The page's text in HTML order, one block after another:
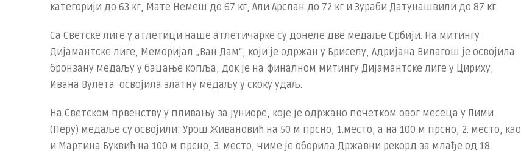
категорији до 63 кг, Мате Немеш до 67 кг, Али Арслан до 72 кг и Зураби Датунашвили до 87 кг.
Са Светске лиге у атлетици наше атлетичарке су донеле две медаље Србији. На митингу
Дијамантске лиге, Меморијал „Ван Дам“, који је одржан у Бриселу, Адријана Вилагош је освојила
бронзану медаљу у бацање копља, док је на финалном митингу Дијамантске лиге у Цириху,
Ивана Вулета освојила златну медаљу у скоку удаљ.
На Светском првенству у пливању за јуниоре, које је одржано почетком овог месеца у Лими
(Перу) медаље су освојили: Урош Живановић на 50 м прсно, 1.место, a на 100 м прсно, 2. место, као
и Мартина Буквић на 100 м прсно, 3. место, чиме је оборила Државни рекорд за млађе од 18